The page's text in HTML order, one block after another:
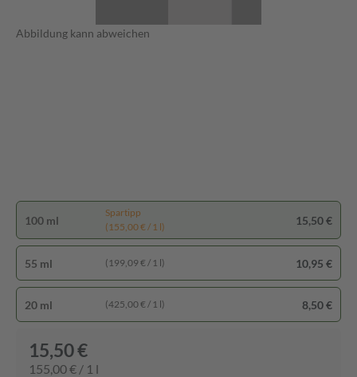
Abbildung kann abweichen
100 ml
Spartipp
(155,00 € / 1 l)
15,50 €
55 ml (199,09 € / 1 l) 10,95 €
20 ml (425,00 € / 1 l) 8,50 €
15,50 €
155,00 € / 1 l